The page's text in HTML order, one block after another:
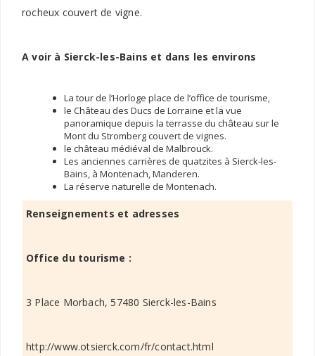
rocheux couvert de vigne.
A voir à Sierck-les-Bains et dans les environs
La tour de l’Horloge place de l’office de tourisme,
le Château des Ducs de Lorraine et la vue
panoramique depuis la terrasse du château sur le
Mont du Stromberg couvert de vignes.
le château médiéval de Malbrouck.
Les anciennes carrières de quatzites à Sierck-les-
Bains, à Montenach, Manderen.
La réserve naturelle de Montenach.
Renseignements et adresses
Office du tourisme :
3 Place Morbach, 57480 Sierck-les-Bains
http://www.otsierck.com/fr/contact.html